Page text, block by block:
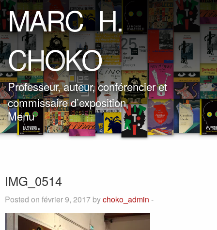
MARC H.
CHOKO
Professeur, auteur, conférencier et
commissaire d’exposition
Menu
IMG_0514
Posted on février 9, 2017 bychoko_admin -